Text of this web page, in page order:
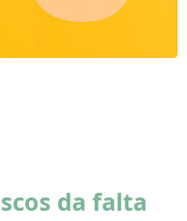
da falta